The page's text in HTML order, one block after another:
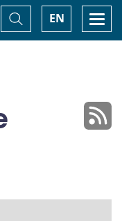
EN
Basculer
la
recherche